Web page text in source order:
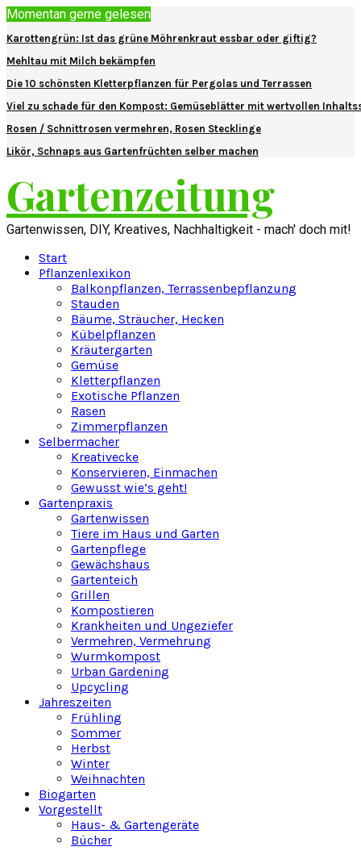
Momentan gerne gelesen
Karottengrün: Ist das grüne Möhrenkraut essbar oder giftig?
Mehltau mit Milch bekämpfen
Die 10 schönsten Kletterpflanzen für Pergolas und Terrassen
Viel zu schade für den Kompost: Gemüseblätter mit wertvollen
Rosen / Schnittrosen vermehren, Rosen Stecklinge
Likör, Schnaps aus Gartenfrüchten selber machen
Gartenzeitung
Gartenwissen, DIY, Kreatives, Nachhaltigkeit - mach' doch mit!
Start
Pflanzenlexikon
Balkonpflanzen, Terrassenbepflanzung
Stauden
Bäume, Sträucher, Hecken
Kübelpflanzen
Kräutergarten
Gemüse
Kletterpflanzen
Exotische Pflanzen
Rasen
Zimmerpflanzen
Selbermacher
Kreativecke
Konservieren, Einmachen
Gewusst wie’s geht!
Gartenpraxis
Gartenwissen
Tiere im Haus und Garten
Gartenpflege
Gewächshaus
Gartenteich
Grillen
Kompostieren
Krankheiten und Ungeziefer
Vermehren, Vermehrung
Wurmkompost
Urban Gardening
Upcycling
Jahreszeiten
Frühling
Sommer
Herbst
Winter
Weihnachten
Biogarten
Vorgestellt
Haus- & Gartengeräte
Bücher